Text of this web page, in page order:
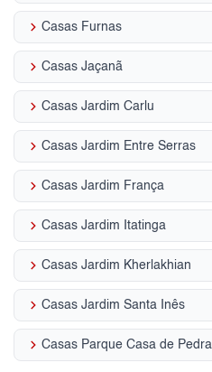
keyboard_arrow_right Casas Furnas
keyboard_arrow_right Casas Jaçanã
keyboard_arrow_right Casas Jardim Carlu
keyboard_arrow_right Casas Jardim Entre Serras
keyboard_arrow_right Casas Jardim França
keyboard_arrow_right Casas Jardim Itatinga
keyboard_arrow_right Casas Jardim Kherlakhian
keyboard_arrow_right Casas Jardim Santa Inês
keyboard_arrow_right Casas Parque Casa de Pedra